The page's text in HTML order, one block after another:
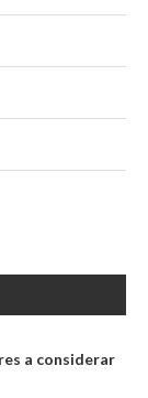
a considerar